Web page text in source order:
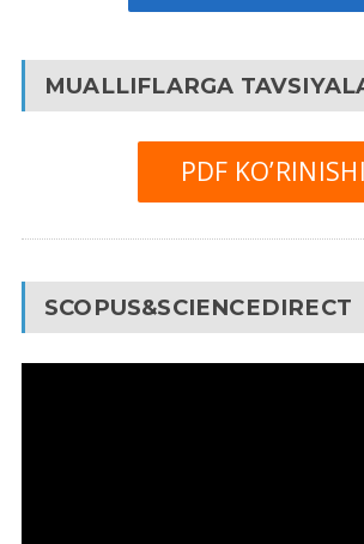
MUALLIFLARGA
PDF KO’RINISHI
SCOPUS&SCIENCEDIRECT